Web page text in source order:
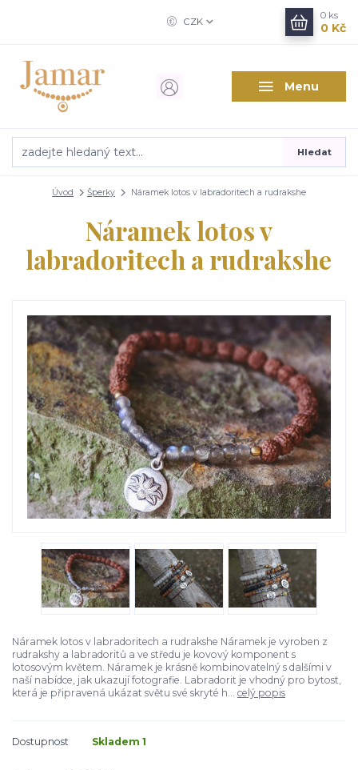
Menu
CZK
Hledat
0 ks
0 Kč
Úvod Šperky Náramek lotos v labradoritech a rudrakshe
Náramek lotos v
labradoritech a rudrakshe
Náramek lotos v labradoritech a rudrakshe Náramek je vyroben z
rudrakshy a labradoritů a ve středu je kovový komponent s
lotosovým květem. Náramek je krásně kombinovatelný s dalšími v
naší nabídce, jak ukazují fotografie. Labradorit je vhodný pro bytost,
která je připravená ukázat světu své skryté h... celý popis
Dostupnost Skladem 1